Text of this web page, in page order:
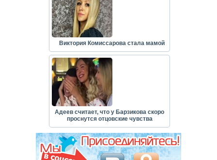
Виктория Комиссарова стала мамой
Адеев считает, что у Барзикова скоро
проснутся отцовские чувства